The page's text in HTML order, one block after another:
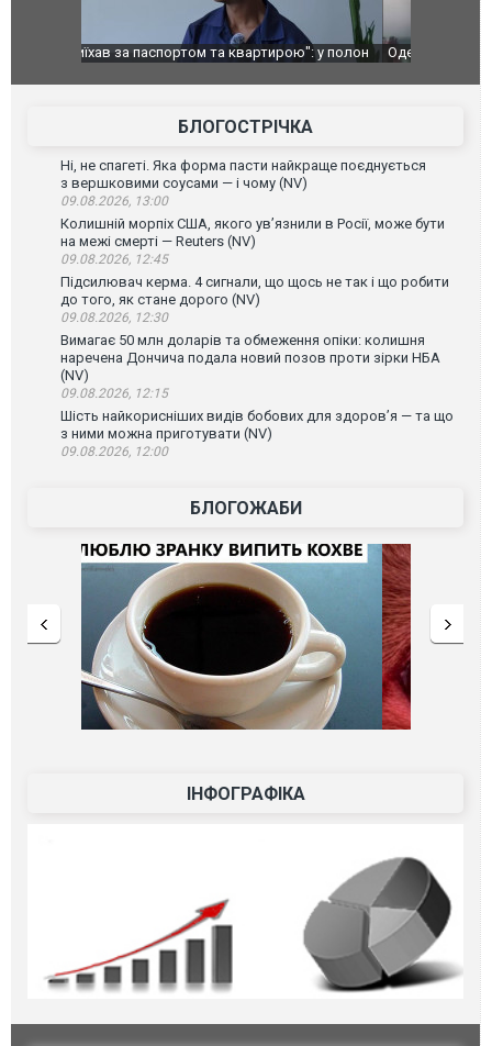
Одесу накрила потужна злива з градом та
Вже
БЛОГОСТРІЧКА
Ні, не спагеті. Яка форма пасти найкраще поєднується
з вершковими соусами — і чому (NV)
09.08.2026, 13:00
Колишній морпіх США, якого ув’язнили в Росії, може бути
на межі смерті — Reuters (NV)
09.08.2026, 12:45
Підсилювач керма. 4 сигнали, що щось не так і що робити
до того, як стане дорого (NV)
09.08.2026, 12:30
Вимагає 50 млн доларів та обмеження опіки: колишня
наречена Дончича подала новий позов проти зірки НБА
(NV)
09.08.2026, 12:15
Шість найкорисніших видів бобових для здоров’я — та що
з ними можна приготувати (NV)
09.08.2026, 12:00
БЛОГОЖАБИ
ІНФОГРАФІКА